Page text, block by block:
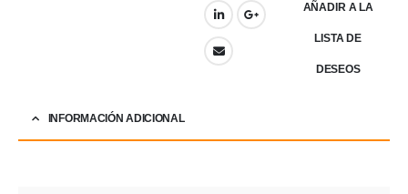
AÑADIR A LA
LISTA DE
DESEOS
INFORMACIÓN ADICIONAL